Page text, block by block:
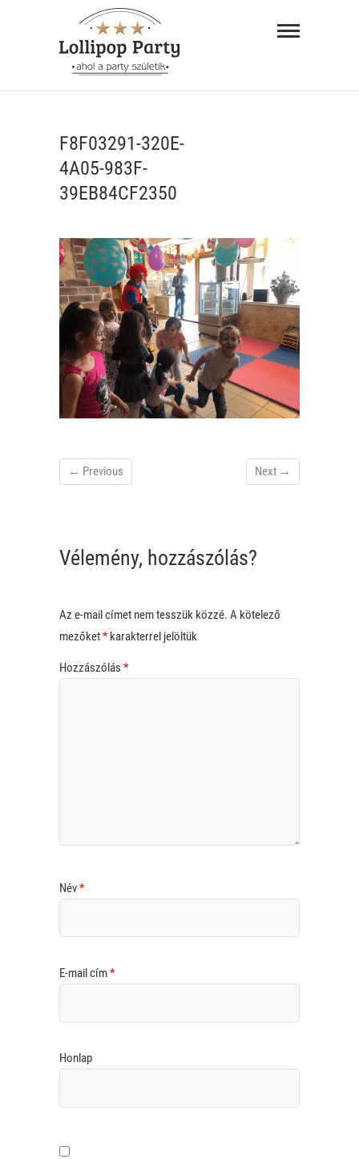
ahol a
"AHOL A PARTY SZÜLETIK"
F8F03291-320E-
4A05-983F-
39EB84CF2350
← Previous Next →
Vélemény, hozzászólás?
Az e-mail címet nem tesszük közzé. A kötelező
mezőket*karakterrel jelöltük
Hozzászólás *
Név*
E-mail cím*
Honlap